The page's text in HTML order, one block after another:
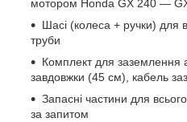
мотором Honda GX 240 —
Шасі (колеса + ручки) для
труби
Комплект для заземлення
завдовжки (45 см), кабель
Запасні частини для
за запитом